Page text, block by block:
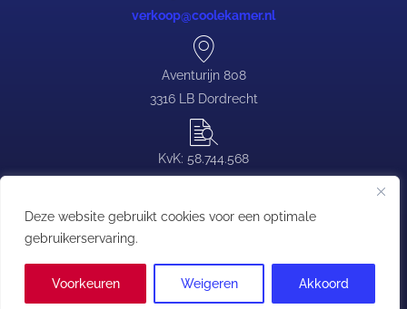
Deze website gebruikt cookies voor een optimale
gebruikerservaring.
Voorkeuren Weigeren Akkoord
verkoop@coolekamer.nl
Aventurijn 808
3316 LB Dordrecht
KvK: 58.744.568